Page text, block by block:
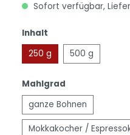
Sofort verfügbar,
Inhalt
250 g
500 g
Mahlgrad
ganze Bohnen
Mokkakocher /